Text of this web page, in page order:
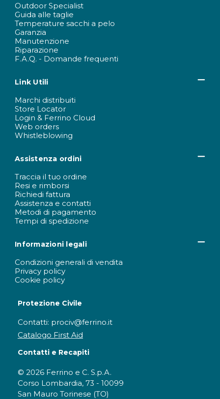
Outdoor Specialist
Guida alle taglie
Temperature sacchi a pelo
Garanzia
Manutenzione
Riparazione
F.A.Q. - Domande frequenti
Link Utili
Marchi distribuiti
Store Locator
Login & Ferrino Cloud
Web orders
Whistleblowing
Assistenza ordini
Traccia il tuo ordine
Resi e rimborsi
Richiedi fattura
Assistenza e contatti
Metodi di pagamento
Tempi di spedizione
Informazioni legali
Condizioni generali di vendita
Privacy policy
Cookie policy
Protezione Civile
Contatti: prociv@ferrino.it
Catalogo First Aid
Contatti e Recapiti
© 2026 Ferrino e C. S.p.A.
Corso Lombardia, 73 - 10099
San Mauro Torinese (TO)